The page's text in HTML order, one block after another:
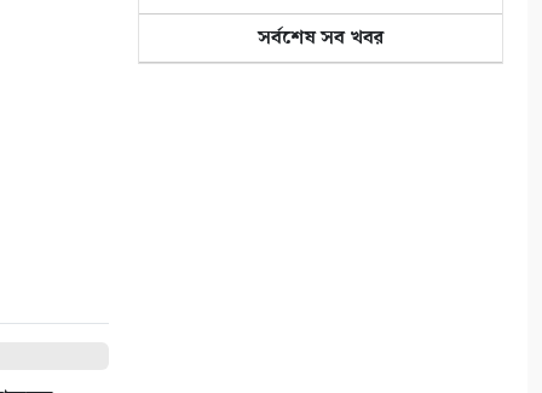
আশাশুনিতে ২ আসামি গ্রেপ্তার
৫
সর্বশেষ সব খবর